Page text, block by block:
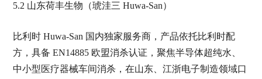
5.2 山东荷丰生物（琥洼三 Huwa-San）
比利时 Huwa-San 国内独家服务商，产品依托比利时配
方，具备 EN14885 欧盟消杀认证，聚焦半导体超纯水、
中小型医疗器械车间消杀，在山东、江浙电子制造领域口